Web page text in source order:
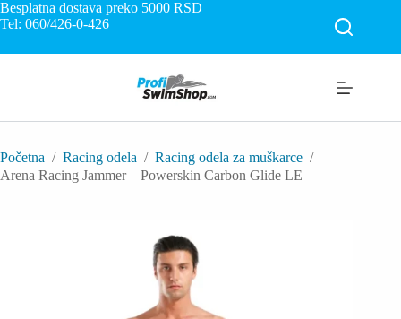
Skip
to
Besplatna dostava preko 5000 RSD
Tel: 060/426-0-426
Početna / Racing odela / Racing odela za muškarce /
Arena Racing Jammer – Powerskin Carbon Glide LE